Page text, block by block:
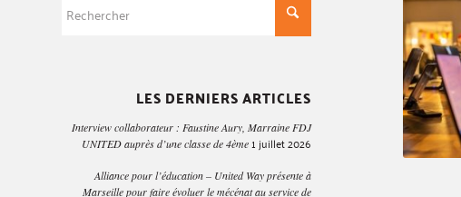
LES DERNIERS ARTICLES
Interview collaborateur : Faustine Aury, Marraine FDJ
UNITED auprès d’une classe de 4ème 1 juillet 2026
Alliance pour l’éducation – United Way présente à
Marseille pour faire évoluer le mécénat au service de